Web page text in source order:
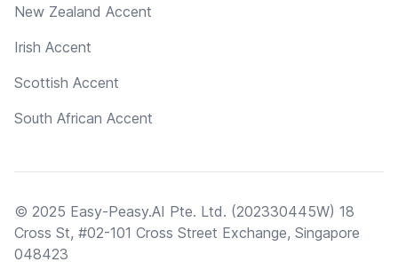
New Zealand Accent
Irish Accent
Scottish Accent
South African Accent
© 2025 Easy-Peasy.AI Pte. Ltd. (202330445W) 18
Cross St, #02-101 Cross Street Exchange, Singapore
048423